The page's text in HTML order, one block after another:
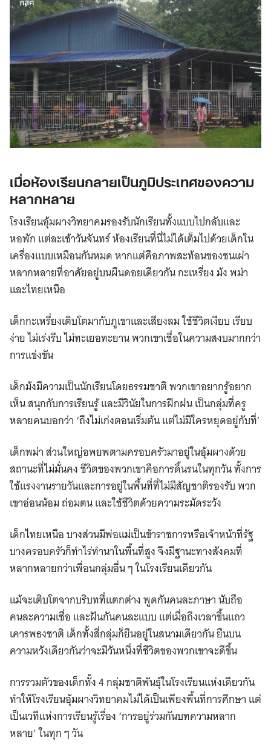
เมื่อห้องเรียนกลายเป็นภูมิประเทศของความ
หลากหลาย
โรงเรียนอุ้มผางวิทยาคมรองรับนักเรียนทั้งแบบไปกลับและ
หอพัก แต่ละเช้าวันจันทร์ ห้องเรียนที่นี่ไม่ได้เต็มไปด้วยเด็กใน
เครื่องแบบเหมือนกันหมด หากแต่คือภาพสะท้อนของชนเผ่า
หลากหลายที่อาศัยอยู่บนผืนดอยเดียวกัน กะเหรี่ยง ม้ง พม่า
และไทยเหนือ
เด็กกะเหรี่ยงเติบโตมากับภูเขาและเสียงลม ใช้ชีวิตเงียบ เรียบ
ง่าย ไม่เร่งรีบ ไม่ทะเยอทะยาน พวกเขาเชื่อในความสงบมากกว่า
การแข่งขัน
เด็กม้งมีความเป็นนักเรียนโดยธรรมชาติ พวกเขาอยากรู้อยาก
เห็น สนุกกับการเรียนรู้ และมีวินัยในการฝึกฝน เป็นกลุ่มที่ครู
หลายคนบอกว่า ‘ถึงไม่เก่งตอนเริ่มต้น แต่ไม่มีใครหยุดอยู่กับที่’
เด็กพม่า ส่วนใหญ่อพยพตามครอบครัวมาอยู่ในอุ้มผางด้วย
สถานะที่ไม่มั่นคง ชีวิตของพวกเขาคือการดิ้นรนในทุกวัน ทั้งการ
ใช้แรงงานรายวันและการอยู่ในพื้นที่ที่ไม่มีสัญชาติรองรับ พวก
เขาอ่อนน้อม ถ่อมตน และใช้ชีวิตด้วยความระมัดระวัง
เด็กไทยเหนือ บางส่วนมีพ่อแม่เป็นข้าราชการหรือเจ้าหน้าที่รัฐ
บางครอบครัวก็ทำไร่ทำนาในพื้นที่สูง จึงมีฐานะทางสังคมที่
หลากหลายกว่าเพื่อนกลุ่มอื่น ๆ ในโรงเรียนเดียวกัน
แม้จะเติบโตจากบริบทที่แตกต่าง พูดกันคนละภาษา นับถือ
คนละความเชื่อ และฝันกันคนละแบบ แต่เมื่อถึงเวลาขึ้นแถว
เคารพธงชาติ เด็กทั้งสี่กลุ่มก็ยืนอยู่ในสนามเดียวกัน ยืนบน
ความหวังเดียวกันว่าจะมีวันหนึ่งที่ชีวิตของพวกเขาจะดีขึ้น
การรวมตัวของเด็กทั้ง 4 กลุ่มชาติพันธุ์ในโรงเรียนแห่งเดียวกัน
ทำให้โรงเรียนอุ้มผางวิทยาคมไม่ได้เป็นเพียงพื้นที่การศึกษา แต่
เป็นเวทีแห่งการเรียนรู้เรื่อง ‘การอยู่ร่วมกันบทความหลาก
หลาย’ ในทุก ๆ วัน